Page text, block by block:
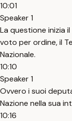
10:01
Speaker 1
La questione inizia
voto per ordine, il
Nazionale.
10:10
Speaker 1
Ovvero i suoi
Nazione nella sua
10:16